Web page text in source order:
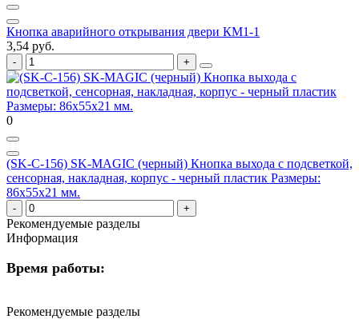
Кнопка аварийного открывания двери КМ1-1
3,54 руб.
0
(SK-C-156) SK-MAGIC (черный) Кнопка выхода с подсветкой,
сенсорная, накладная, корпус - черный пластик Размеры:
86х55х21 мм.
Рекомендуемые разделы
Информация
Время работы:
Рекомендуемые разделы